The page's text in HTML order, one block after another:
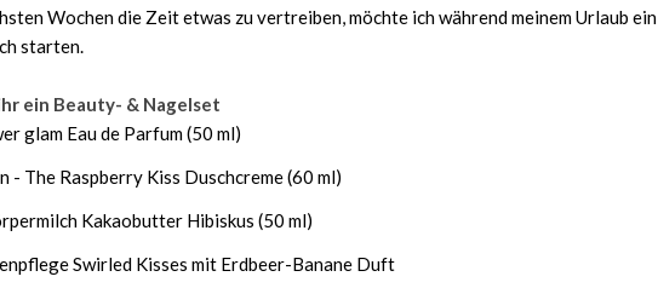
Wochen die Zeit etwas zu vertreiben, möchte ich während meinem Urlaub ein
starten.
ein Beauty- & Nagelset
glam Eau de Parfum (50 ml)
- The Raspberry Kiss Duschcreme (60 ml)
Kakaobutter Hibiskus (50 ml)
Swirled Kisses mit Erdbeer-Banane Duft